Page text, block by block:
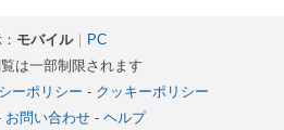
モバイル｜ PC
は一部制限されます
ーポリシー - クッキーポリシー
お問い合わせ- ヘルプ